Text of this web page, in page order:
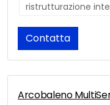
ristrutturazione
Contatta
Arcobaleno